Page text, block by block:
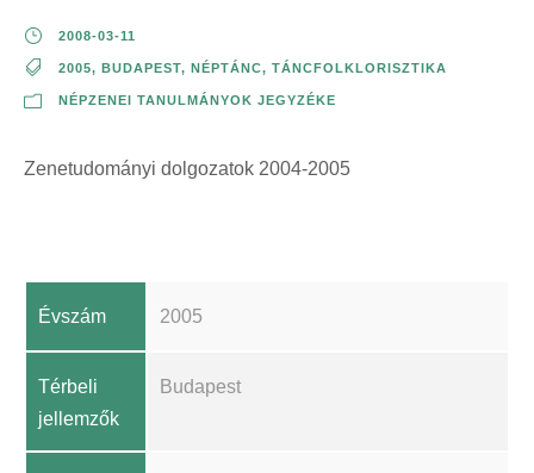
2008-03-11
2005, BUDAPEST, NÉPTÁNC, TÁNCFOLKLORISZTIKA
NÉPZENEI TANULMÁNYOK JEGYZÉKE
Zenetudományi dolgozatok 2004-2005
Évszám 2005
Térbeli
jellemzők
Budapest